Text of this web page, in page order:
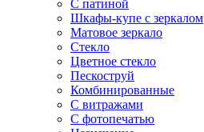
С патиной
Шкафы-купе с зеркалом
Матовое зеркало
Стекло
Цветное стекло
Пескоструй
Комбинированные
С витражами
С фотопечатью